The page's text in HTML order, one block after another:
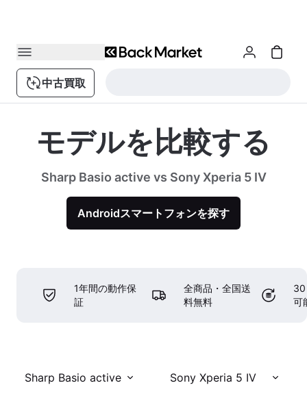
中古買取
モデルを比較する
Sharp Basio active vs Sony Xperia 5 IV
Androidスマートフォンを探す
1年間の動作保
証
全商品・全国送
料無料
30
可
Sharp Basio active Sony Xperia 5 IV